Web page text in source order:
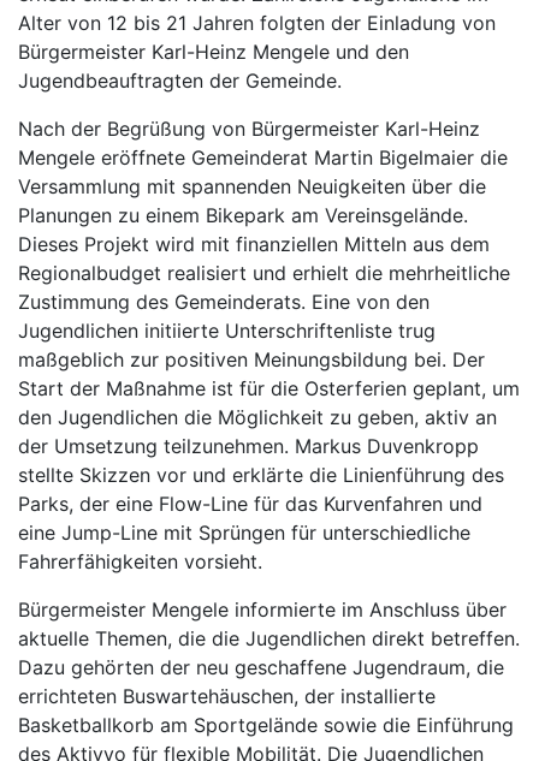
Alter von 12 bis 21 Jahren folgten der Einladung von
Bürgermeister Karl-Heinz Mengele und den
Jugendbeauftragten der Gemeinde.
Nach der Begrüßung von Bürgermeister Karl-Heinz
Mengele eröffnete Gemeinderat Martin Bigelmaier die
Versammlung mit spannenden Neuigkeiten über die
Planungen zu einem Bikepark am Vereinsgelände.
Dieses Projekt wird mit finanziellen Mitteln aus dem
Regionalbudget realisiert und erhielt die mehrheitliche
Zustimmung des Gemeinderats. Eine von den
Jugendlichen initiierte Unterschriftenliste trug
maßgeblich zur positiven Meinungsbildung bei. Der
Start der Maßnahme ist für die Osterferien geplant, um
den Jugendlichen die Möglichkeit zu geben, aktiv an
der Umsetzung teilzunehmen. Markus Duvenkropp
stellte Skizzen vor und erklärte die Linienführung des
Parks, der eine Flow-Line für das Kurvenfahren und
eine Jump-Line mit Sprüngen für unterschiedliche
Fahrerfähigkeiten vorsieht.
Bürgermeister Mengele informierte im Anschluss über
aktuelle Themen, die die Jugendlichen direkt betreffen.
Dazu gehörten der neu geschaffene Jugendraum, die
errichteten Buswartehäuschen, der installierte
Basketballkorb am Sportgelände sowie die Einführung
des Aktivvo für flexible Mobilität. Die Jugendlichen